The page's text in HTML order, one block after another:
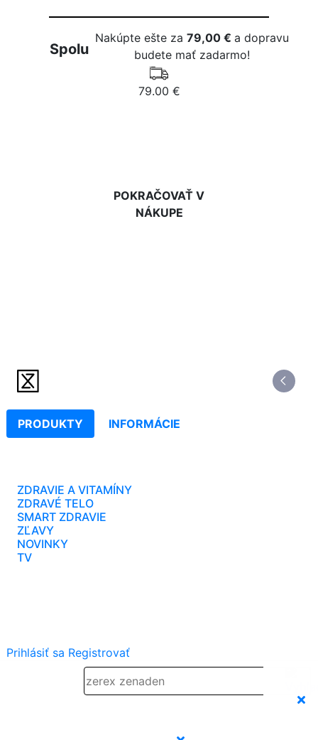
Spolu
Nakúpte ešte za79,00 €a dopravu
budete mať zadarmo!
79.00 €
POKRAČOVAŤ V
NÁKUPE
PRODUKTY INFORMÁCIE
ZDRAVIE A VITAMÍNY
ZDRAVÉ TELO
SMART ZDRAVIE
ZĽAVY
NOVINKY
TV
Prihlásiť sa Registrovať